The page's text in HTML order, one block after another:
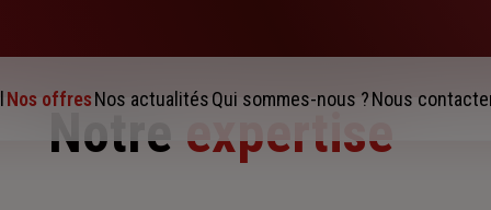
Nos offresNos actualitésQui sommes-nous ?Nous
Notre expertise